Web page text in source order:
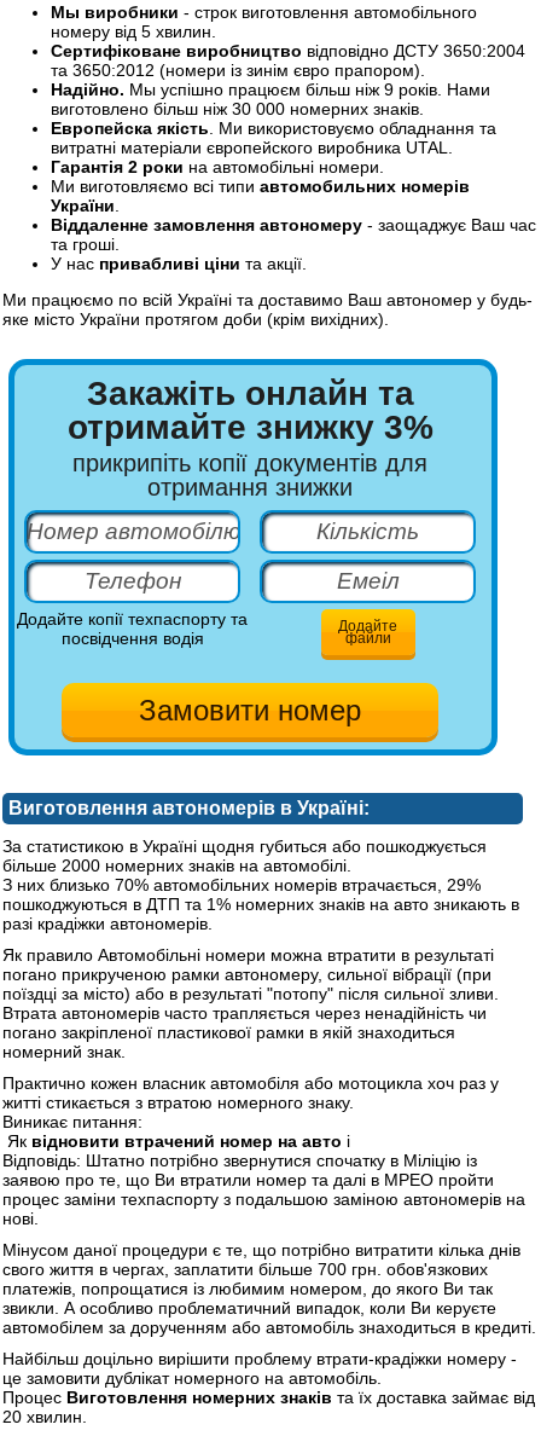
Мы виробники - строк виготовлення автомобільного
номеру від 5 хвилин.
Сертифіковане виробництво відповідно ДСТУ 3650:2004
та 3650:2012 (номери із зинім євро прапором).
Надійно. Мы успішно працюєм більш ніж 9 років. Нами
виготовлено більш ніж 30 000 номерних знаків.
Европейска якість . Ми використовуємо обладнання та
витратні матеріали європейского виробника UTAL.
Гарантія 2 роки на автомобільні номери.
Ми виготовляємо всі типи автомобильних номерів
України
Віддаленне замовлення автономеру - заощаджує Ваш час
та гроші.
У нас привабливі ціни та акції.
Ми працюємо по всій Україні та доставимо Ваш автономер у будь-
яке місто України протягом доби (крім вихідних).
Закажіть онлайн та
отримайте знижку 3%
прикрипіть копії документів для
отримання знижки
Додайте копії техпаспорту та
посвідчення водія
Додайте
файли
Виготовлення автономерів в Україні:
За статистикою в Україні щодня губиться або пошкоджується
більше 2000 номерних знаків на автомобілі.
З них близько 70% автомобільних номерів втрачається, 29%
пошкоджуються в ДТП та 1% номерних знаків на авто зникають в
разі крадіжки автономерів.
Як правило Автомобільні номери можна втратити в результаті
погано прикрученою рамки автономеру, сильної вібрації (при
поїздці за місто) або в результаті "потопу" після сильної зливи.
Втрата автономерів часто трапляється через ненадійність чи
погано закріпленої пластикової рамки в якій знаходиться
номерний знак.
Практично кожен власник автомобіля або мотоцикла хоч раз у
житті стикається з втратою номерного знаку.
Виникає питання:
Як відновити втрачений номер на авто і
Відповідь: Штатно потрібно звернутися спочатку в Міліцію із
заявою про те, що Ви втратили номер та далі в МРЕО пройти
процес заміни техпаспорту з подальшою заміною автономерів на
нові.
Мінусом даної процедури є те, що потрібно витратити кілька днів
свого життя в чергах, заплатити більше 700 грн. обов'язкових
платежів, попрощатися із любимим номером, до якого Ви так
звикли. А особливо проблематичний випадок, коли Ви керуєте
автомобілем за дорученням або автомобіль знаходиться в кредиті.
Найбільш доцільно вирішити проблему втрати-крадіжки номеру -
це замовити дублікат номерного на автомобіль.
Процес Виготовлення номерних знаків та їх доставка займає від
20 хвилин.